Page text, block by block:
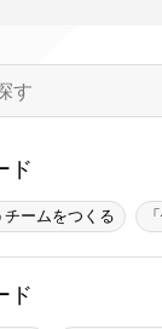
ド
チームをつくる
ド